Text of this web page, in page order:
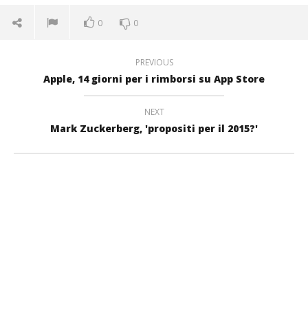
0 0
PREVIOUS
Apple, 14 giorni per i rimborsi su App Store
NEXT
Mark Zuckerberg, 'propositi per il 2015?'